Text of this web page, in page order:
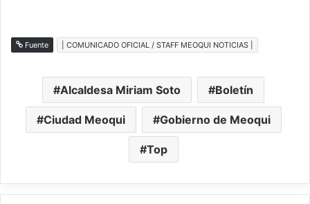
Fuente | COMUNICADO OFICIAL / STAFF MEOQUI NOTICIAS |
Alcaldesa Miriam Soto Boletín
Ciudad Meoqui Gobierno de Meoqui
Top